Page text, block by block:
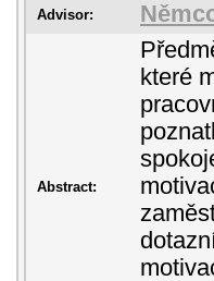
Advisor:
Abstract:
které